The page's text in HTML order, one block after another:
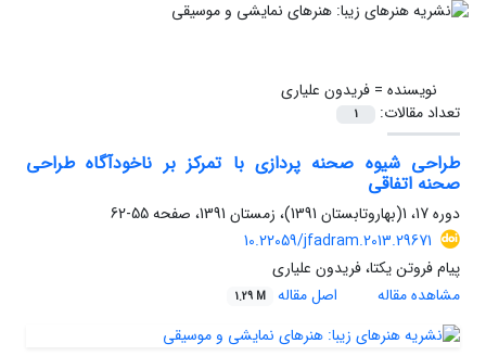
نویسنده =فریدون علیاری
تعداد مقالات:
1
طراحی شیوه صحنه پردازی با تمرکز بر ناخودآگاه طراحی
صحنه اتفاقی
دوره 17، 1(بهاروتابستان 1391)، زمستان 1391، صفحه
55-62
10.22059/jfadram.2013.29671
پیام فروتن یکتا، فریدون علیاری
مشاهده مقاله
اصل مقاله 1.29 M